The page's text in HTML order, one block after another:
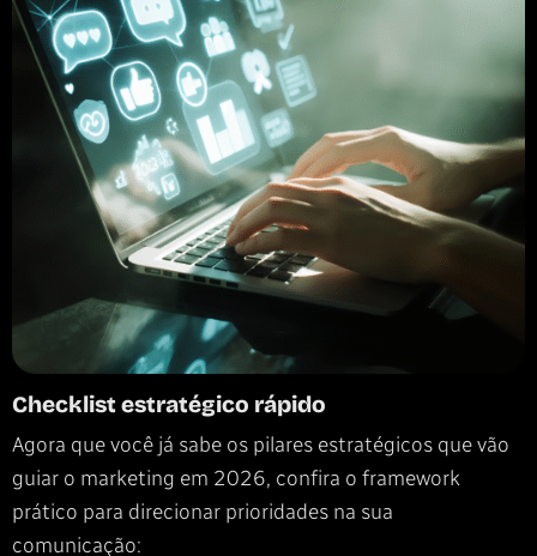
Checklist estratégico rápido
Agora que você já sabe os pilares estratégicos que vão
guiar o marketing em 2026, confira o framework
prático para direcionar prioridades na sua
comunicação: